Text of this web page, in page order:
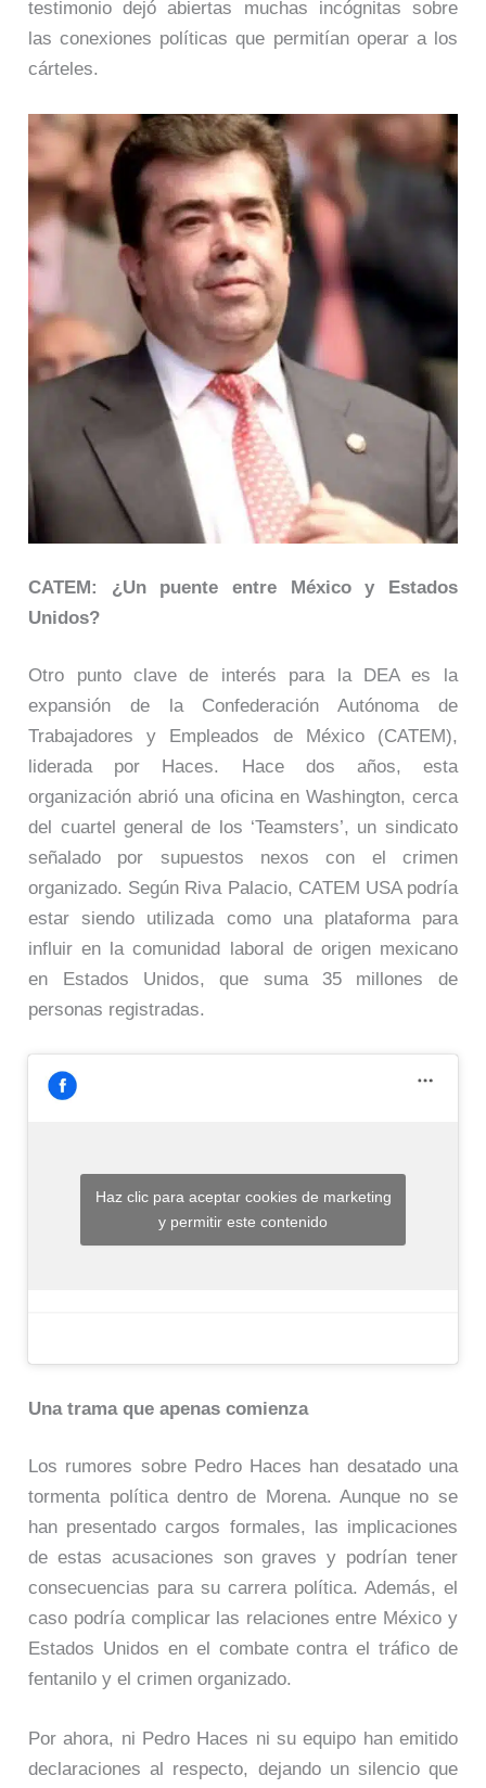
testimonio dejó abiertas muchas incógnitas sobre
las conexiones políticas que permitían operar a los
cárteles.
CATEM: ¿Un puente entre México y Estados
Unidos?
Otro punto clave de interés para la DEA es la
expansión de la Confederación Autónoma de
Trabajadores y Empleados de México (CATEM),
liderada por Haces. Hace dos años, esta
organización abrió una oficina en Washington, cerca
del cuartel general de los ‘Teamsters’, un sindicato
señalado por supuestos nexos con el crimen
organizado. Según Riva Palacio, CATEM USA podría
estar siendo utilizada como una plataforma para
influir en la comunidad laboral de origen mexicano
en Estados Unidos, que suma 35 millones de
personas registradas.
Haz clic para aceptar cookies de marketing
y permitir este contenido
Una trama que apenas comienza
Los rumores sobre Pedro Haces han desatado una
tormenta política dentro de Morena. Aunque no se
han presentado cargos formales, las implicaciones
de estas acusaciones son graves y podrían tener
consecuencias para su carrera política. Además, el
caso podría complicar las relaciones entre México y
Estados Unidos en el combate contra el tráfico de
fentanilo y el crimen organizado.
Por ahora, ni Pedro Haces ni su equipo han emitido
declaraciones al respecto, dejando un silencio que